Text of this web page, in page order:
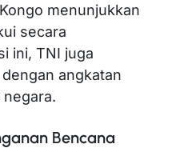
menunjukkan
secara
ini, TNI juga
angkatan
Bencana